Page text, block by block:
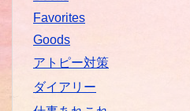
Favorites
Goods
アトピー対策
ダイアリー